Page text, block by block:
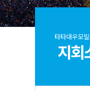
타타대우모
지회